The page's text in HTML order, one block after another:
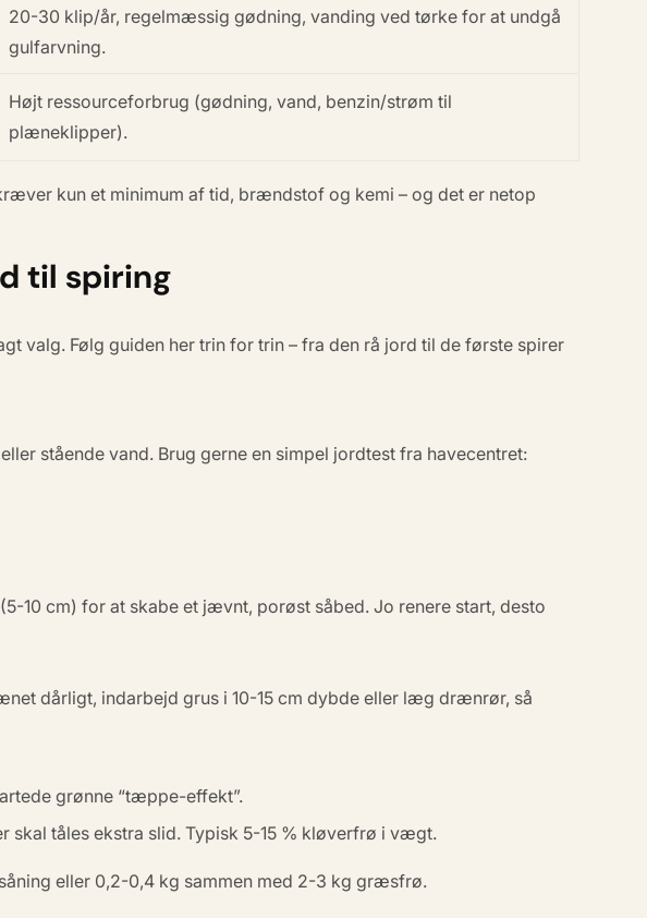
20-30 klip/år, regelmæssig gødning, vanding ved tørke for at undgå
gulfarvning.
Højt ressourceforbrug (gødning, vand, benzin/strøm til
plæneklipper).
kun et minimum af tid, brændstof og kemi – og det er netop
til spiring
valg. Følg guiden her trin for trin – fra den rå jord til de første spirer
stående vand. Brug gerne en simpel jordtest fra havecentret:
10 cm) for at skabe et jævnt, porøst såbed. Jo renere start, desto
dårligt, indarbejd grus i 10-15 cm dybde eller læg drænrør, så
grønne “tæppe-effekt”.
skal tåles ekstra slid. Typisk 5-15 % kløverfrø i vægt.
eller 0,2-0,4 kg sammen med 2-3 kg græsfrø.